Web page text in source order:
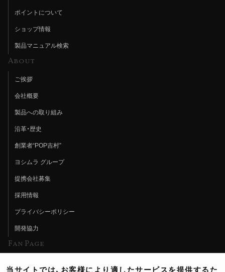
ポイントについて
ショップ情報
製品マニュアル検索
About
ご挨拶
会社概要
製品への取り組み
沿革・歴史
創業者“POP吉村”
ヨシムラ グループ
提携会社募集
採用情報
プライバシーポリシー
開発協力
Fan Page
当サイトでは、お客様により適したサービスを提供するた